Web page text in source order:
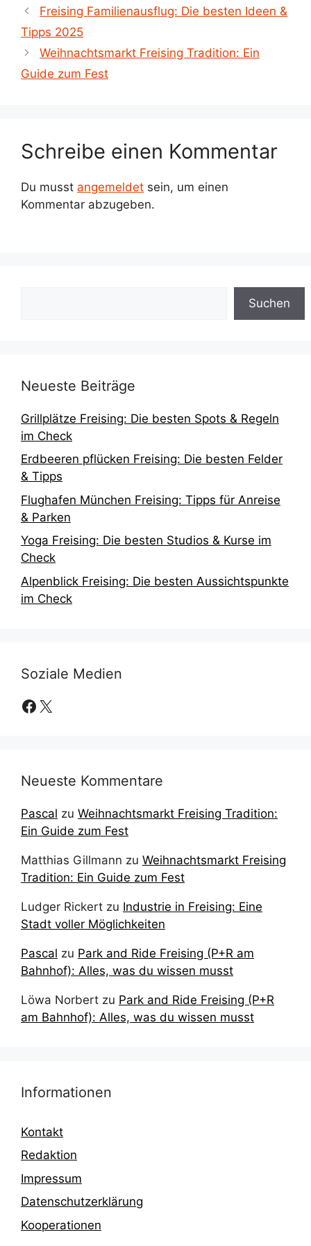
Freising Familienausflug: Die besten Ideen &
Tipps 2025
Weihnachtsmarkt Freising Tradition: Ein
Guide zum Fest
Schreibe einen Kommentar
Du musst angemeldet sein, um einen
Kommentar abzugeben.
Suchen
Neueste Beiträge
Grillplätze Freising: Die besten Spots & Regeln
im Check
Erdbeeren pflücken Freising: Die besten Felder
& Tipps
Flughafen München Freising: Tipps für Anreise
& Parken
Yoga Freising: Die besten Studios & Kurse im
Check
Alpenblick Freising: Die besten Aussichtspunkte
im Check
Soziale Medien
Facebook
X
Neueste Kommentare
Pascal zu Weihnachtsmarkt Freising Tradition:
Ein Guide zum Fest
Matthias Gillmann zu Weihnachtsmarkt Freising
Tradition: Ein Guide zum Fest
Ludger Rickert zu Industrie in Freising: Eine
Stadt voller Möglichkeiten
Pascal zu Park and Ride Freising (P+R am
Bahnhof): Alles, was du wissen musst
Löwa Norbert zu Park and Ride Freising (P+R
am Bahnhof): Alles, was du wissen musst
Informationen
Kontakt
Redaktion
Impressum
Datenschutzerklärung
Kooperationen